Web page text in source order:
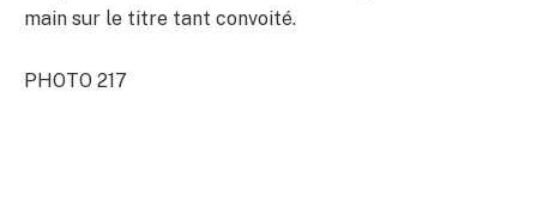
main sur le titre tant convoité.
PHOTO 217